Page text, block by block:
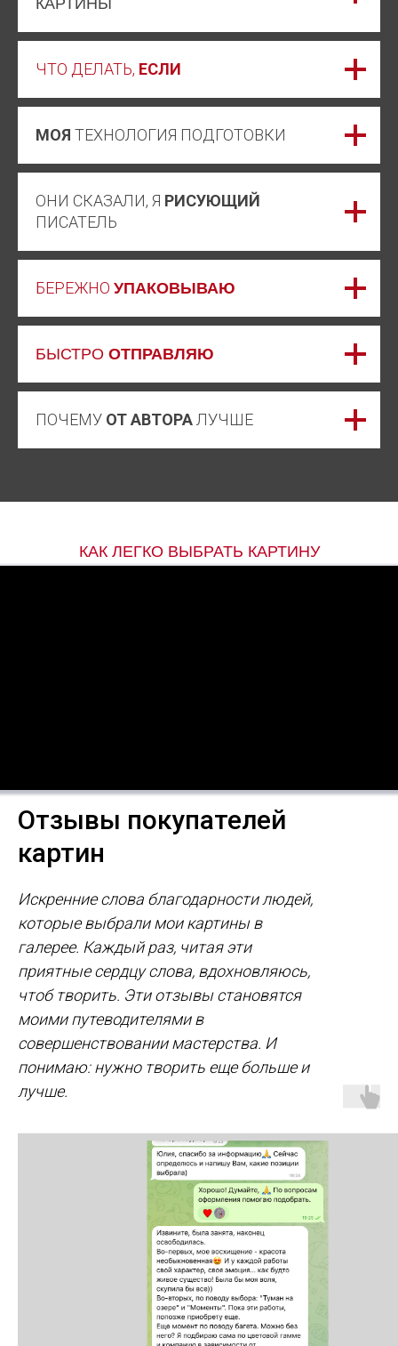
ЧТО ДЕЛАТЬ, ЕСЛИ
МОЯ ТЕХНОЛОГИЯ ПОДГОТОВКИ
ОНИ СКАЗАЛИ, Я РИСУЮЩИЙ
ПИСАТЕЛЬ
БЕРЕЖНО УПАКОВЫВАЮ
БЫСТРО ОТПРАВЛЯЮ
ПОЧЕМУ ОТ АВТОРА ЛУЧШЕ
КАК ЛЕГКО ВЫБРАТЬ КАРТИНУ
Отзывы покупателей
картин
Искренние слова благодарности людей,
которые выбрали мои картины в
галерее. Каждый раз, читая эти
приятные сердцу слова, вдохновляюсь,
чтоб творить. Эти отзывы становятся
моими путеводителями в
совершенствовании мастерства. И
понимаю: нужно творить еще больше и
лучше.